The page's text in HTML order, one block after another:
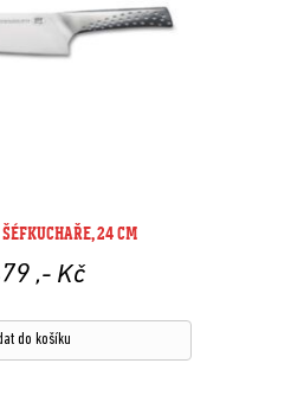
24 CM
,- Kč
do košíku